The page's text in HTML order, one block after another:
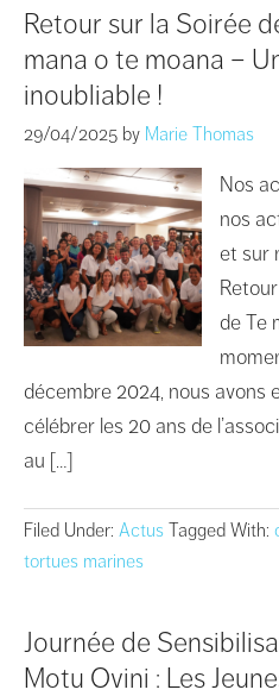
Retour sur la Soirée
mana o te moana –
inoubliable !
29/04/2025 by Marie Thomas
Nos
nos
et sur
de Te
décembre 2024, nous avons
célébrer les 20 ans de
au […]
Filed Under: Actus Tagged With:
tortues marines
Journée de
Motu Ovini : Les